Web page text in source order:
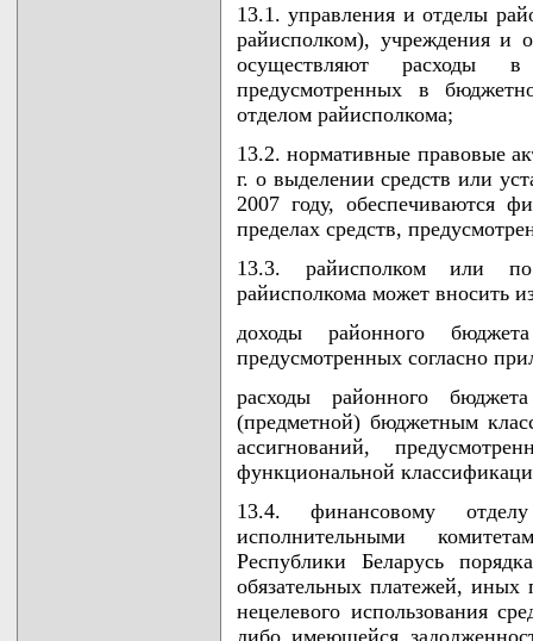
13.1. управления и отделы
райисполком), учреждения и
осуществляют расходы в
предусмотренных в
отделом райисполкома;
13.2. нормативные правовые
г. о выделении средств или
2007 году, обеспечиваются
пределах средств,
13.3. райисполком или
райисполкома может вносить
доходы районного
предусмотренных согласно
расходы районного
(предметной) бюджетным
ассигнований,
функциональной
13.4. финансовому
исполнительными
Республики Беларусь
обязательных платежей,
нецелевого использования
либо имеющейся